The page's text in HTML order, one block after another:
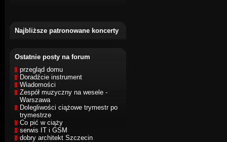
Najbliższe patronowane koncerty
Ostatnie posty na forum
przegląd domu
Doradźcie instrument
Wiadomości
Zespół muzyczny na wesele -
Warszawa
Dolegliwości ciążowe trymestr po
trymestrze
Co pić w ciąży
serwis IT i GSM
dobry architekt Szczecin